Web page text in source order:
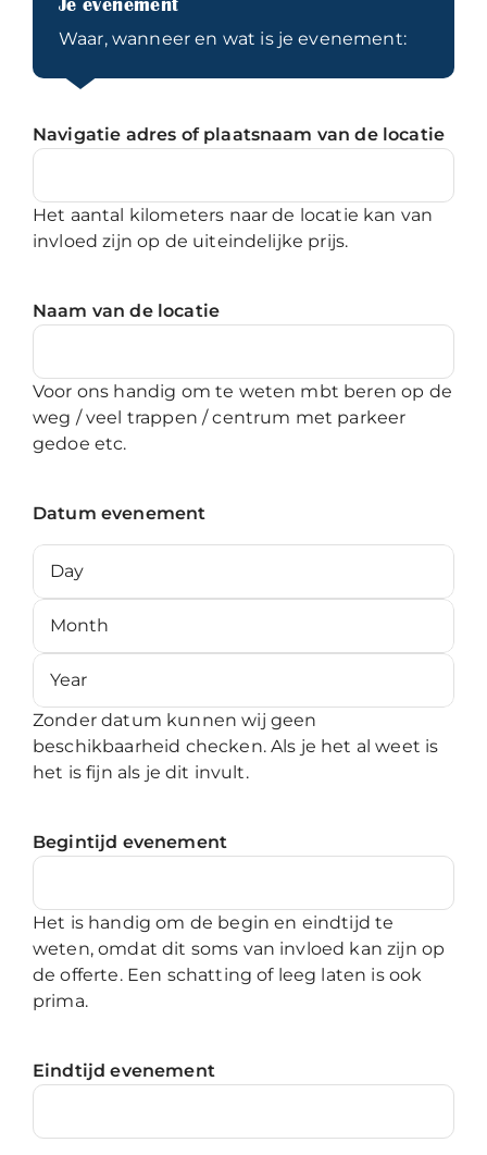
Je evenement
Waar, wanneer en wat is je evenement:
Navigatie adres of plaatsnaam van de locatie
Het aantal kilometers naar de locatie kan van
invloed zijn op de uiteindelijke prijs.
Naam van de locatie
Voor ons handig om te weten mbt beren op de
weg / veel trappen / centrum met parkeer
gedoe etc.
Datum evenement
Day
Month
Year
Zonder datum kunnen wij geen
beschikbaarheid checken. Als je het al weet is
het is fijn als je dit invult.
Begintijd evenement
Het is handig om de begin en eindtijd te
weten, omdat dit soms van invloed kan zijn op
de offerte. Een schatting of leeg laten is ook
prima.
Eindtijd evenement